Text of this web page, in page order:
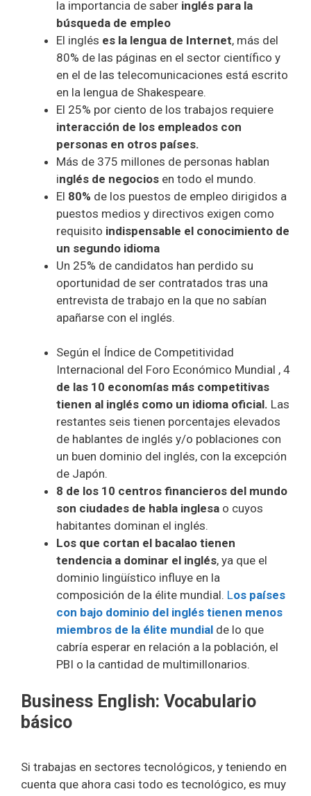
la importancia de saber inglés para la
búsqueda de empleo
El inglés es la lengua de Internet, más del
80% de las páginas en el sector científico y
en el de las telecomunicaciones está escrito
en la lengua de Shakespeare.
El 25% por ciento de los trabajos requiere
interacción de los empleados con
personas en otros países.
Más de 375 millones de personas hablan
inglés de negocios en todo el mundo.
El 80% de los puestos de empleo dirigidos a
puestos medios y directivos exigen como
requisito indispensable el conocimiento de
un segundo idioma
Un 25% de candidatos han perdido su
oportunidad de ser contratados tras una
entrevista de trabajo en la que no sabían
apañarse con el inglés.
Según el Índice de Competitividad
Internacional del Foro Económico Mundial , 4
de las 10 economías más competitivas
tienen al inglés como un idioma oficial. Las
restantes seis tienen porcentajes elevados
de hablantes de inglés y/o poblaciones con
un buen dominio del inglés, con la excepción
de Japón.
8 de los 10 centros financieros del mundo
son ciudades de habla inglesa o cuyos
habitantes dominan el inglés.
Los que cortan el bacalao tienen
tendencia a dominar el inglés, ya que el
dominio lingüístico influye en la
composición de la élite mundial. Los países
con bajo dominio del inglés tienen menos
miembros de la élite mundial de lo que
cabría esperar en relación a la población, el
PBI o la cantidad de multimillonarios.
Business English: Vocabulario
básico
Si trabajas en sectores tecnológicos, y teniendo en
cuenta que ahora casi todo es tecnológico, es muy